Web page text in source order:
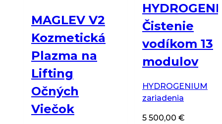
MAGLEV V2
Kozmetická
Plazma na
Lifting
Očných
Viečok
Čistenie
vodíkom 13
modulov
HYDROGENIUM
zariadenia
5 500,00 €